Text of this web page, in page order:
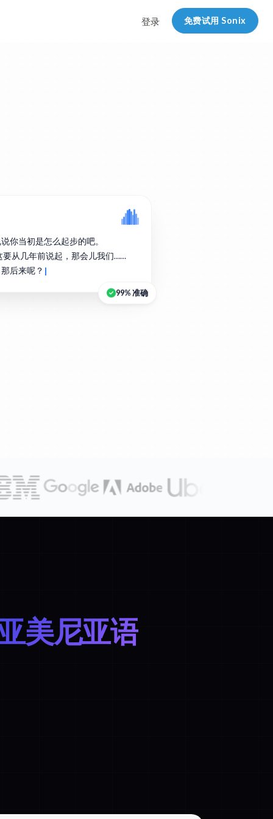
登录 免费试用 Sonix
你当初是怎么起步的吧。
要从几年前说起，那会儿我们……
后来呢？
99% 准确
美尼亚语